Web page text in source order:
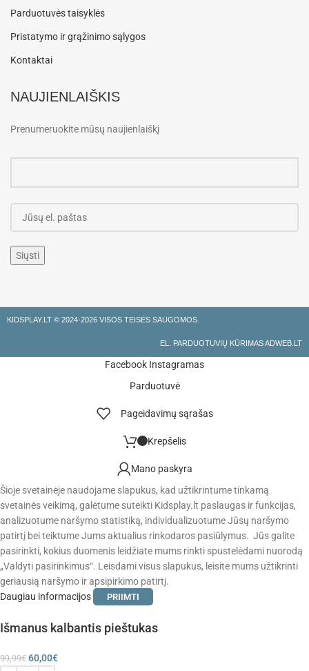
Parduotuvės taisyklės
Pristatymo ir grąžinimo sąlygos
Kontaktai
NAUJIENLAIŠKIS
Prenumeruokite mūsų naujienlaiškį
KIDSPLAY.LT © 2024-2026 VISOS TEISĖS SAUGOMOS.
EL. PARDUOTUVIŲ KŪRIMAS ADWEB.LT
Facebook Instagramas
Parduotuvė
Pageidavimų sąrašas
Krepšelis
Mano paskyra
Šioje svetainėje naudojame slapukus, kad užtikrintume tinkamą
svetainės veikimą, galėtume suteikti Kidsplay.lt paslaugas ir funkcijas,
analizuotume naršymo statistiką, individualizuotume Jūsų naršymo
patirtį bei teiktume Jums aktualius rinkodaros pasiūlymus. Jūs galite
pasirinkti, kokius duomenis leidžiate mums rinkti spustelėdami nuorodą
„Valdyti pasirinkimus“. Leisdami visus slapukus, leisite mums užtikrinti
geriausią naršymo ir apsipirkimo patirtį.
Daugiau informacijos
PRIIMTI
Išmanus kalbantis pieštukas
99,99€ 60,00€